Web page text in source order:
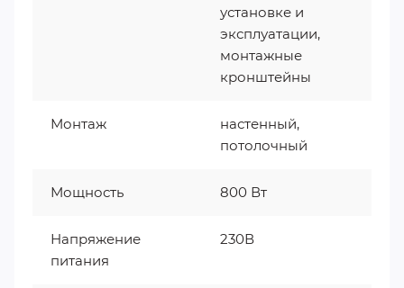
установке и
эксплуатации,
монтажные
кронштейны
Монтаж
настенный,
потолочный
Мощность 800 Вт
Напряжение
питания
230В